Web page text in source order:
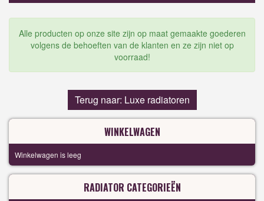
Alle producten op onze site zijn op maat gemaakte goederen
volgens de behoeften van de klanten en ze zijn niet op
voorraad!
Terug naar: Luxe radiatoren
WINKELWAGEN
Winkelwagen is leeg
RADIATOR CATEGORIEËN